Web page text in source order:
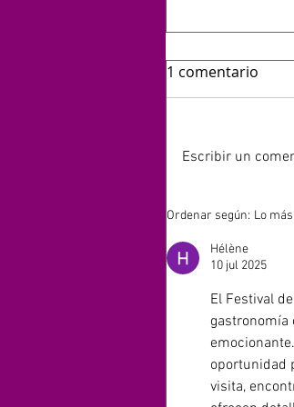
HOY 13 DE
AID: EL
ORIGINO EL
DEL ROCK
1 comentario
Escribir un
Ordenar según: Lo
Hélène
10 jul 2025
El Festival
gastronomía
oportunidad
visita,